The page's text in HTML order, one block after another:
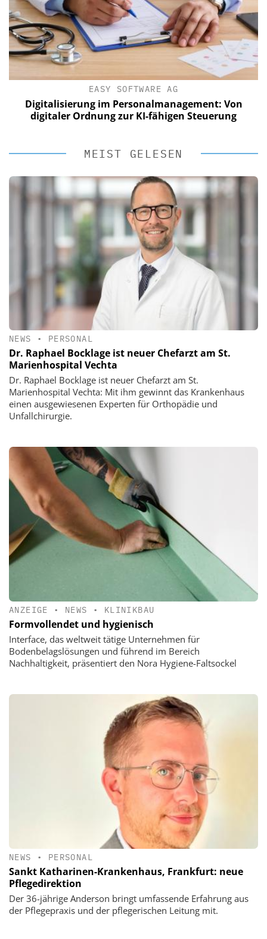
EASY SOFTWARE AG
Digitalisierung im Personalmanagement: Von
digitaler Ordnung zur KI-fähigen Steuerung
MEIST GELESEN
NEWS • PERSONAL
Dr. Raphael Bocklage ist neuer Chefarzt am St.
Marienhospital Vechta
Dr. Raphael Bocklage ist neuer Chefarzt am St.
Marienhospital Vechta: Mit ihm gewinnt das Krankenhaus
einen ausgewiesenen Experten für Orthopädie und
Unfallchirurgie.
ANZEIGE • NEWS • KLINIKBAU
Formvollendet und hygienisch
Interface, das weltweit tätige Unternehmen für
Bodenbelagslösungen und führend im Bereich
Nachhaltigkeit, präsentiert den Nora Hygiene-Faltsockel
NEWS • PERSONAL
Sankt Katharinen-Krankenhaus, Frankfurt: neue
Pflegedirektion
Der 36-jährige Anderson bringt umfassende Erfahrung aus
der Pflegepraxis und der pflegerischen Leitung mit.